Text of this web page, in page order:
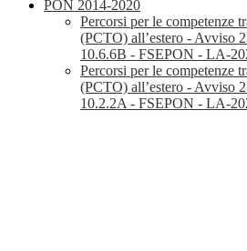
PON 2014-2020
Percorsi per le competenze
(PCTO) all’estero - Avviso
10.6.6B - FSEPON - LA-
Percorsi per le competenze
(PCTO) all’estero - Avviso
10.2.2A - FSEPON - LA-